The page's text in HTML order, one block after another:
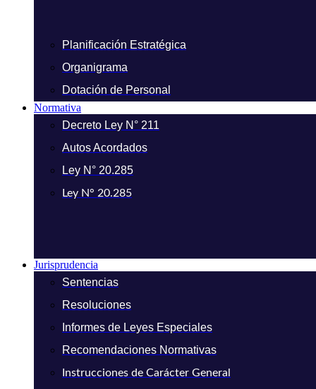
Planificación Estratégica
Organigrama
Dotación de Personal
Normativa
Decreto Ley N° 211
Autos Acordados
Ley N° 20.285
Ley N° 20.285
Jurisprudencia
Sentencias
Resoluciones
Informes de Leyes Especiales
Recomendaciones Normativas
Instrucciones de Carácter General